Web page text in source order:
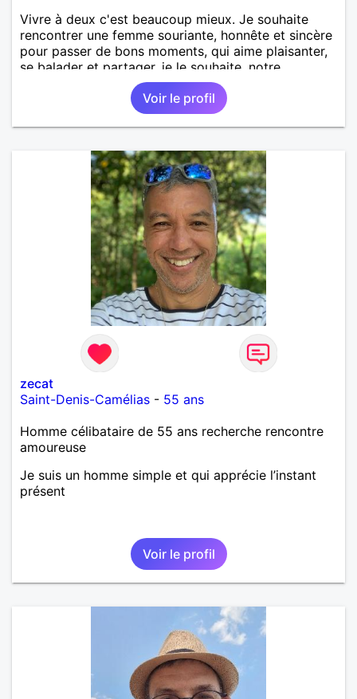
Vivre à deux c'est beaucoup mieux. Je souhaite
rencontrer une femme souriante, honnête et sincère
pour passer de bons moments, qui aime plaisanter,
se balader et partager, je le souhaite, notre
complicité. J'aime beaucoup les chantiers de
randonnée pour se défouler, se relaxer, se détendre
et finalement prendre du bon temps. C'est difficile
de tout dire en quelques lignes. En revanche, vous
d'informations. A bientôt
Voir le profil
zecat
Saint-Denis-Camélias - 55 ans
Homme célibataire de 55 ans recherche rencontre
amoureuse
Je suis un homme simple et qui apprécie l’instant
présent
Voir le profil